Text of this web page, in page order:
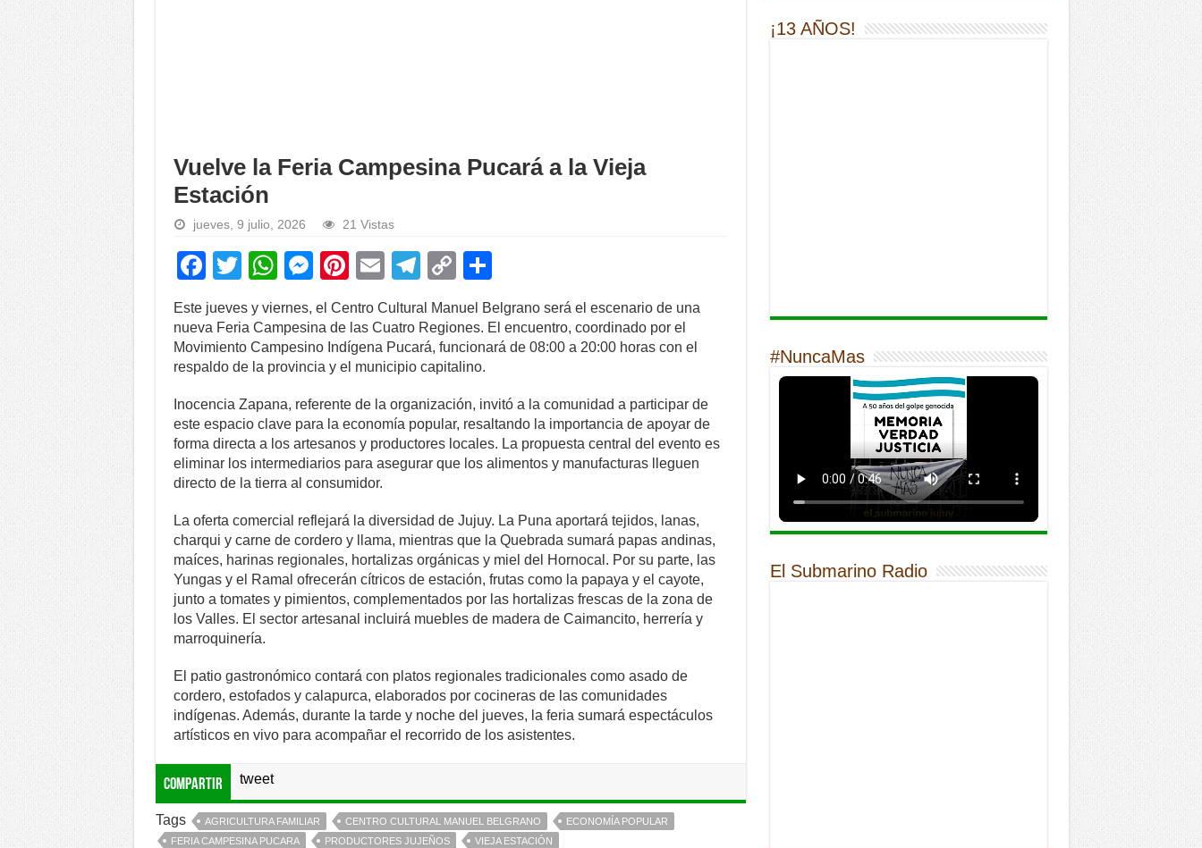
Vuelve la Feria Campesina Pucará a la Vieja
Estación
jueves, 9 julio, 2026 21 Vistas
F
a
c
e
b
o
o
k
T
tt
er
W
at
s
A
p
p
M
e
ss
e
n
g
er
Pi
nt
er
e
st
E
m
ail
T
el
e
gr
a
m
C
p
y
Li
n
k
h
ar
e
Este jueves y viernes, el Centro Cultural Manuel Belgrano será el escenario de una
nueva Feria Campesina de las Cuatro Regiones. El encuentro, coordinado por el
Movimiento Campesino Indígena Pucará, funcionará de 08:00 a 20:00 horas con el
respaldo de la provincia y el municipio capitalino.
Inocencia Zapana, referente de la organización, invitó a la comunidad a participar de
este espacio clave para la economía popular, resaltando la importancia de apoyar de
forma directa a los artesanos y productores locales. La propuesta central del evento es
eliminar los intermediarios para asegurar que los alimentos y manufacturas lleguen
directo de la tierra al consumidor.
La oferta comercial reflejará la diversidad de Jujuy. La Puna aportará tejidos, lanas,
charqui y carne de cordero y llama, mientras que la Quebrada sumará papas andinas,
maíces, harinas regionales, hortalizas orgánicas y miel del Hornocal. Por su parte, las
Yungas y el Ramal ofrecerán cítricos de estación, frutas como la papaya y el cayote,
junto a tomates y pimientos, complementados por las hortalizas frescas de la zona de
los Valles. El sector artesanal incluirá muebles de madera de Caimancito, herrería y
marroquinería.
El patio gastronómico contará con platos regionales tradicionales como asado de
cordero, estofados y calapurca, elaborados por cocineras de las comunidades
indígenas. Además, durante la tarde y noche del jueves, la feria sumará espectáculos
artísticos en vivo para acompañar el recorrido de los asistentes.
Compartir tweet
Tags AGRICULTURA FAMILIAR CENTRO CULTURAL MANUEL BELGRANO
ECONOMÍA POPULAR
FERIA CAMPESINA PUCARA
PRODUCTORES JUJEÑOS VIEJA ESTACIÓN
¡13 AÑOS!
#NuncaMas
El Submarino Radio